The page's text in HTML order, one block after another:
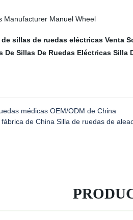
de sillas de ruedas eléctricas Venta
De Sillas De Ruedas Eléctricas Silla
médicas OEM/ODM de China
de China Silla de ruedas de